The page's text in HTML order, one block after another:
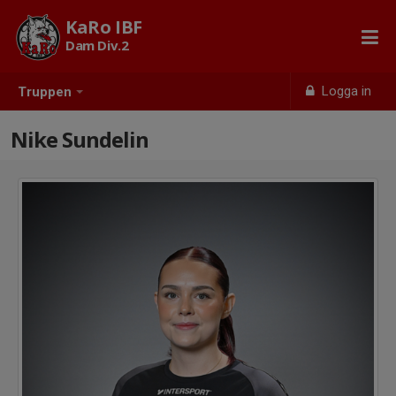
Truppen Logga in
KaRo IBF
Dam Div.2
Nike Sundelin